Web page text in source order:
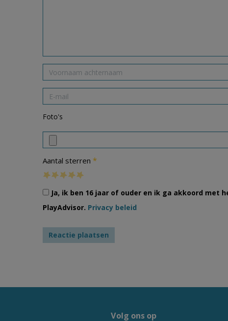
Foto's
Aantal sterren *
Ja, ik ben 16 jaar of ouder en ik ga akkoord met
PlayAdvisor. Privacy beleid
Volg ons op